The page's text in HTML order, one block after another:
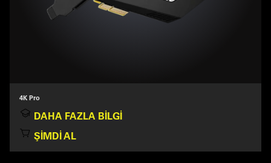
4K Pro
DAHA FAZLA BILGI
ŞIMDI AL